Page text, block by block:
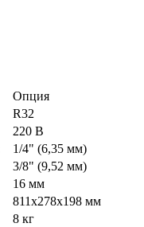
Опция
R32
220 В
1/4" (6,35 мм)
3/8" (9,52 мм)
16 мм
811х278х198 мм
8 кг